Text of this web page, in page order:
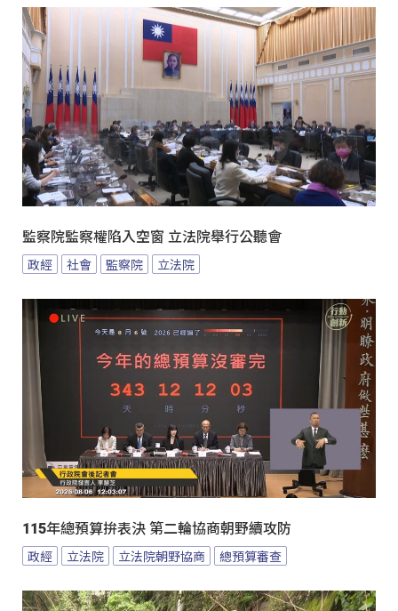
監察院監察權陷入空窗 立法院舉行公聽會
政經 社會 監察院 立法院
115年總預算拚表決 第二輪協商朝野續攻防
政經 立法院 立法院朝野協商 總預算審查